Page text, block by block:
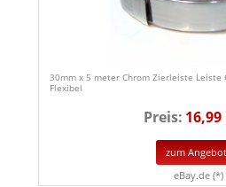
30mm x 5 meter Chrom Zierleiste Leiste
Flexibel
Preis: 16,99
zum Angebot
eBay.de (*)